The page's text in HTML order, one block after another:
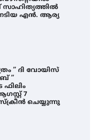
സാഹിത്യത്തിൽ
എൻ. ആര്യ
” ദി വോയിസ്
”
7
ചെയ്യുന്നു